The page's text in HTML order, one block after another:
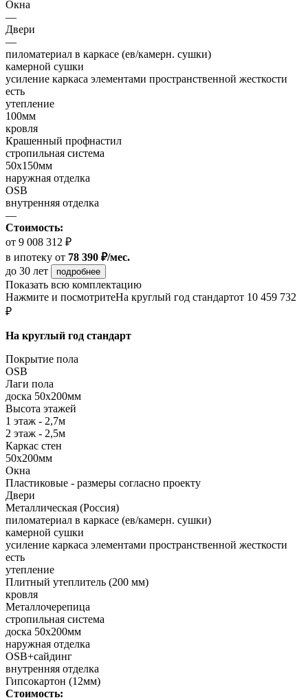
Окна
—
Двери
—
пиломатериал в каркасе (ев/камерн. сушки)
камерной сушки
усиление каркаса элементами пространственной жесткости
есть
утепление
100мм
кровля
Крашенный профнастил
стропильная система
50х150мм
наружная отделка
OSB
внутренняя отделка
—
Стоимость:
от 9 008 312 ₽
в ипотеку от 78 390 ₽/мес.
до 30 лет
подробнее
Показать всю комплектацию
Нажмите и посмотритеНа круглый год стандартот 10 459 732
₽
На круглый год стандарт
Покрытие пола
OSB
Лаги пола
доска 50х200мм
Высота этажей
1 этаж - 2,7м
2 этаж - 2,5м
Каркас стен
50х200мм
Окна
Пластиковые - размеры согласно проекту
Двери
Металлическая (Россия)
пиломатериал в каркасе (ев/камерн. сушки)
камерной сушки
усиление каркаса элементами пространственной жесткости
есть
утепление
Плитный утеплитель (200 мм)
кровля
Металлочерепица
стропильная система
доска 50х200мм
наружная отделка
OSB+сайдинг
внутренняя отделка
Гипсокартон (12мм)
Стоимость: